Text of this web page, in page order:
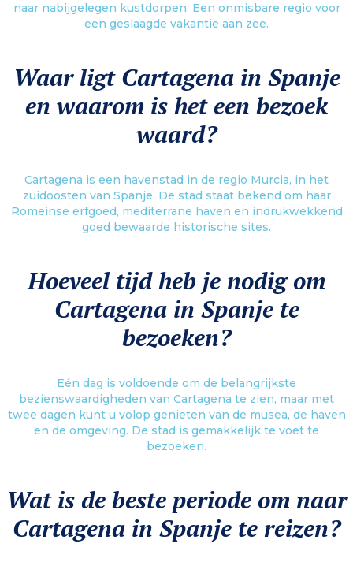
naar nabijgelegen kustdorpen. Een onmisbare regio voor
een geslaagde vakantie aan zee.
Waar ligt Cartagena in Spanje
en waarom is het een bezoek
waard?
Cartagena is een havenstad in de regio Murcia, in het
zuidoosten van Spanje. De stad staat bekend om haar
Romeinse erfgoed, mediterrane haven en indrukwekkend
goed bewaarde historische sites.
Hoeveel tijd heb je nodig om
Cartagena in Spanje te
bezoeken?
Eén dag is voldoende om de belangrijkste
bezienswaardigheden van Cartagena te zien, maar met
twee dagen kunt u volop genieten van de musea, de haven
en de omgeving. De stad is gemakkelijk te voet te
bezoeken.
Wat is de beste periode om naar
Cartagena in Spanje te reizen?